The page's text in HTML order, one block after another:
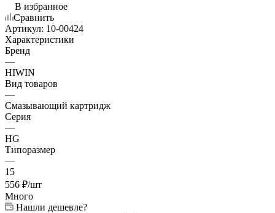
В избранное
Сравнить
Артикул: 10-00424
Характеристики
Бренд
—
HIWIN
Вид товаров
—
Смазывающий картридж
Серия
—
HG
Типоразмер
—
15
556 ₽/шт
Много
Нашли дешевле?